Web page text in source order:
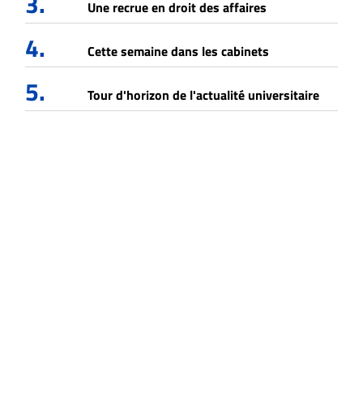
Une recrue en droit des affaires
4. Cette semaine dans les cabinets
5. Tour d'horizon de l'actualité universitaire